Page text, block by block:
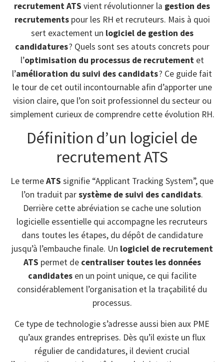
recrutement ATS vient révolutionner la gestion des
recrutementspour les RH et recruteurs. Mais à quoi
sert exactement un logiciel de gestion des
candidatures? Quels sont ses atouts concrets pour
l’optimisation du processus de recrutementet
l’amélioration du suivi des candidats? Ce guide fait
le tour de cet outil incontournable afin d’apporter une
vision claire, que l’on soit professionnel du secteur ou
simplement curieux de comprendre cette évolution RH.
Définition d’un logiciel de
recrutement ATS
Le termeATS signifie “Applicant Tracking System”, que
l’on traduit parsystème de suivi des candidats.
Derrière cette abréviation se cache une solution
logicielle essentielle qui accompagne les recruteurs
dans toutes les étapes, du dépôt de candidature
jusqu’à l’embauche finale. Un logiciel de recrutement
ATS permet de centraliser toutes les données
candidatesen un point unique, ce qui facilite
considérablement l’organisation et la traçabilité du
processus.
Ce type de technologie s’adresse aussi bien aux PME
qu’aux grandes entreprises. Dès qu’il existe un flux
régulier de candidatures, il devient crucial